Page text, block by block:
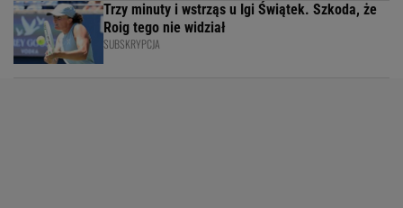
Trzy minuty i wstrząs u Igi Świątek. Szkoda, że
Roig tego nie widział
SUBSKRYPCJA